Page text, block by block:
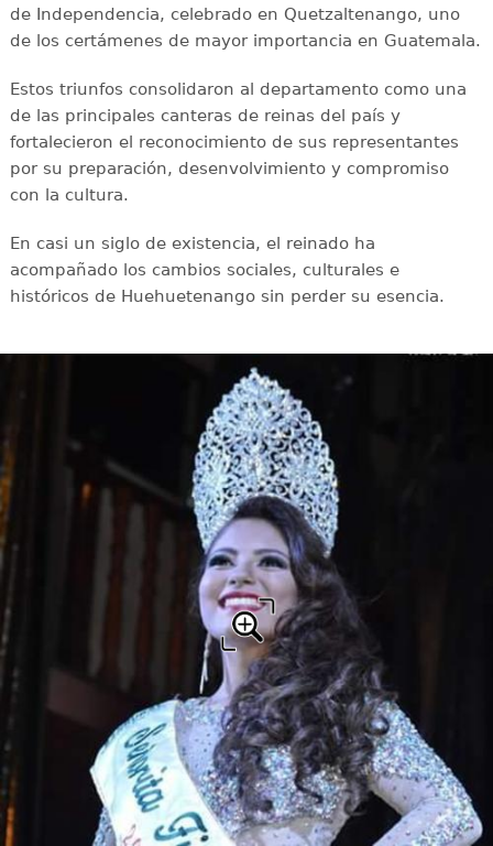
de Independencia, celebrado en Quetzaltenango, uno
de los certámenes de mayor importancia en Guatemala.
Estos triunfos consolidaron al departamento como una
de las principales canteras de reinas del país y
fortalecieron el reconocimiento de sus representantes
por su preparación, desenvolvimiento y compromiso
con la cultura.
En casi un siglo de existencia, el reinado ha
acompañado los cambios sociales, culturales e
históricos de Huehuetenango sin perder su esencia.